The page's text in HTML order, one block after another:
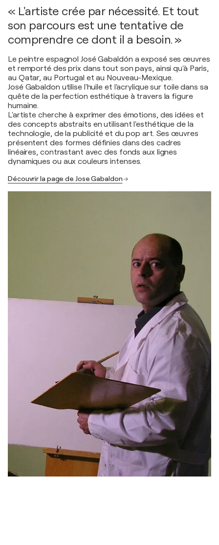
« L'artiste crée par nécessité. Et tout
son parcours est une tentative de
comprendre ce dont il a besoin. »
Le peintre espagnol José Gabaldón a exposé ses œuvres
et remporté des prix dans tout son pays, ainsi qu'à Paris,
au Qatar, au Portugal et au Nouveau-Mexique.
José Gabaldon utilise l'huile et l'acrylique sur toile dans sa
quête de la perfection esthétique à travers la figure
humaine.
L'artiste cherche à exprimer des émotions, des idées et
des concepts abstraits en utilisant l'esthétique de la
technologie, de la publicité et du pop art. Ses œuvres
présentent des formes définies dans des cadres
linéaires, contrastant avec des fonds aux lignes
dynamiques ou aux couleurs intenses.
Découvrir la page de Jose Gabaldon